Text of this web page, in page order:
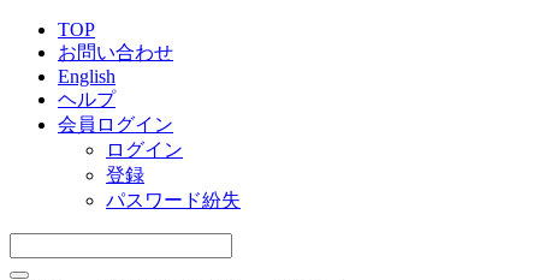
TOP
お問い合わせ
English
ヘルプ
会員ログイン
ログイン
登録
パスワード紛失